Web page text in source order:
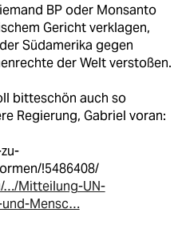
BP oder Monsanto
Gericht verklagen,
Südamerika gegen
der Welt verstoßen.
bitteschön auch so
Regierung, Gabriel voran:
!5486408/
…/Mitteilung-UN-
und-Mensc…